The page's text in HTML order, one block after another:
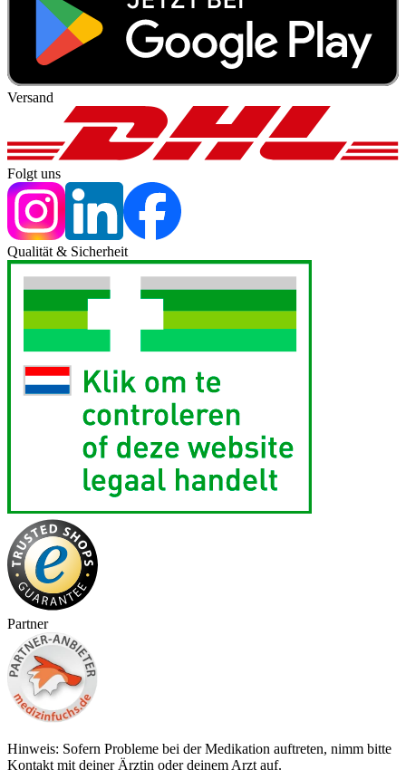
Versand
Folgt uns
Qualität & Sicherheit
Partner
Hinweis: Sofern Probleme bei der Medikation auftreten, nimm bitte
Kontakt mit deiner Ärztin oder deinem Arzt auf.